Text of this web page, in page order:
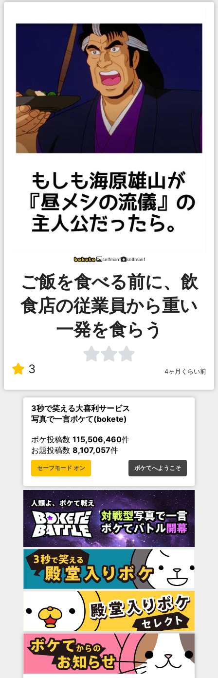
selfmanf selfmanf
ご飯を食べる前に、飲
食店の従業員から重い
一発を食らう
3 4ヶ月くらい前
3秒で笑える大喜利サービス
写真で一言ボケて(bokete)
ボケ投稿数 115,506,460件
お題投稿数 8,107,057件
セーフモード オン ボケてへようこそ